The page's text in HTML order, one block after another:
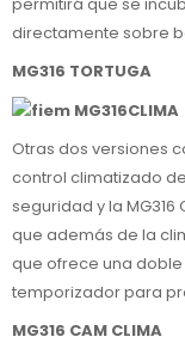
directamente sobre
MG316 TORTUGA
Otras dos versiones
control climatizado
seguridad y la
que además de la
que ofrece una
temporizador para
MG316 CAM CLIMA